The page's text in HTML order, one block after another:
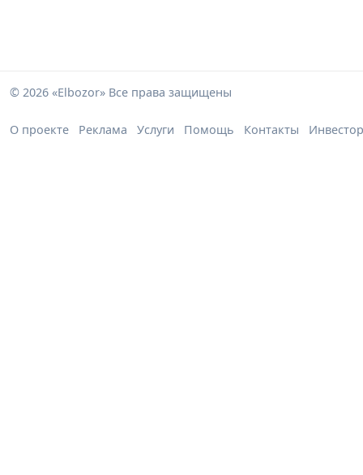
© 2026 «Elbozor» Все права защищены
О проекте Реклама Услуги Помощь Контакты